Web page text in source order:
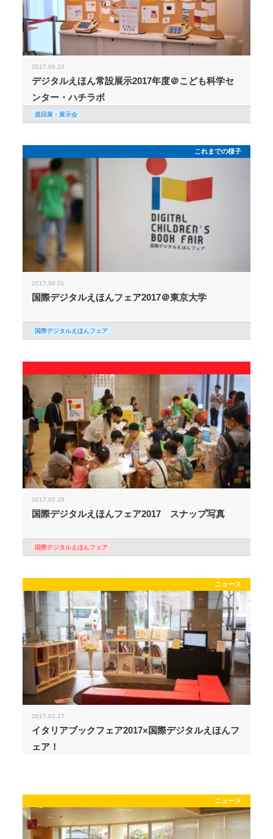
2017.06.10
デジタルえほん常設展示2017年度＠こども科学セ
ンター・ハチラボ
巡回展・展示会
これまでの様子
2017.06.01
国際デジタルえほんフェア2017＠東京大学
国際デジタルえほんフェア
2017.05.28
国際デジタルえほんフェア2017 スナップ写真
国際デジタルえほんフェア
ニュース
2017.03.27
イタリアブックフェア2017×国際デジタルえほんフ
ェア！
ニュース